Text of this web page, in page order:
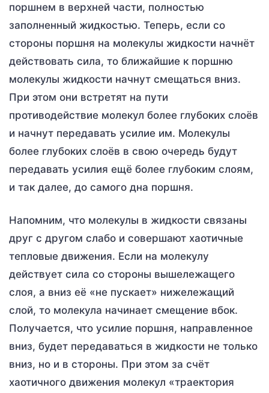
поршнем в верхней части, полностью
заполненный жидкостью. Теперь, если со
стороны поршня на молекулы жидкости начнёт
действовать сила, то ближайшие к поршню
молекулы жидкости начнут смещаться вниз.
При этом они встретят на пути
противодействие молекул более глубоких слоёв
и начнут передавать усилие им. Молекулы
более глубоких слоёв в свою очередь будут
передавать усилия ещё более глубоким слоям,
и так далее, до самого дна поршня.
Напомним, что молекулы в жидкости связаны
друг с другом слабо и совершают хаотичные
тепловые движения. Если на молекулу
действует сила со стороны вышележащего
слоя, а вниз её «не пускает» нижележащий
слой, то молекула начинает смещение вбок.
Получается, что усилие поршня, направленное
вниз, будет передаваться в жидкости не только
вниз, но и в стороны. При этом за счёт
хаотичного движения молекул «траектория